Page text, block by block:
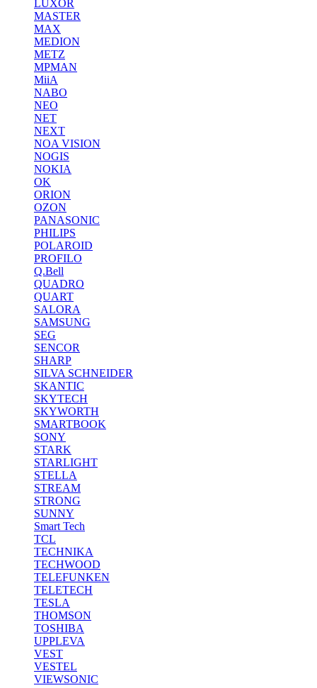
LUXOR
MASTER
MAX
MEDION
METZ
MPMAN
MiiA
NABO
NEO
NET
NEXT
NOA VISION
NOGIS
NOKIA
OK
ORION
OZON
PANASONIC
PHILIPS
POLAROID
PROFILO
Q.Bell
QUADRO
QUART
SALORA
SAMSUNG
SEG
SENCOR
SHARP
SILVA SCHNEIDER
SKANTIC
SKYTECH
SKYWORTH
SMARTBOOK
SONY
STARK
STARLIGHT
STELLA
STREAM
STRONG
SUNNY
Smart Tech
TCL
TECHNIKA
TECHWOOD
TELEFUNKEN
TELETECH
TESLA
THOMSON
TOSHIBA
UPPLEVA
VEST
VESTEL
VIEWSONIC